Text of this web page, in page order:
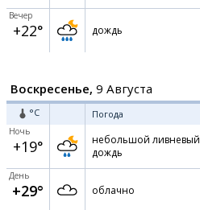
Вечер
+22° дождь
Воскресенье, 9 Августа
°C Погода
Ночь
+19°
небольшой ливневый
дождь
День
+29° облачно